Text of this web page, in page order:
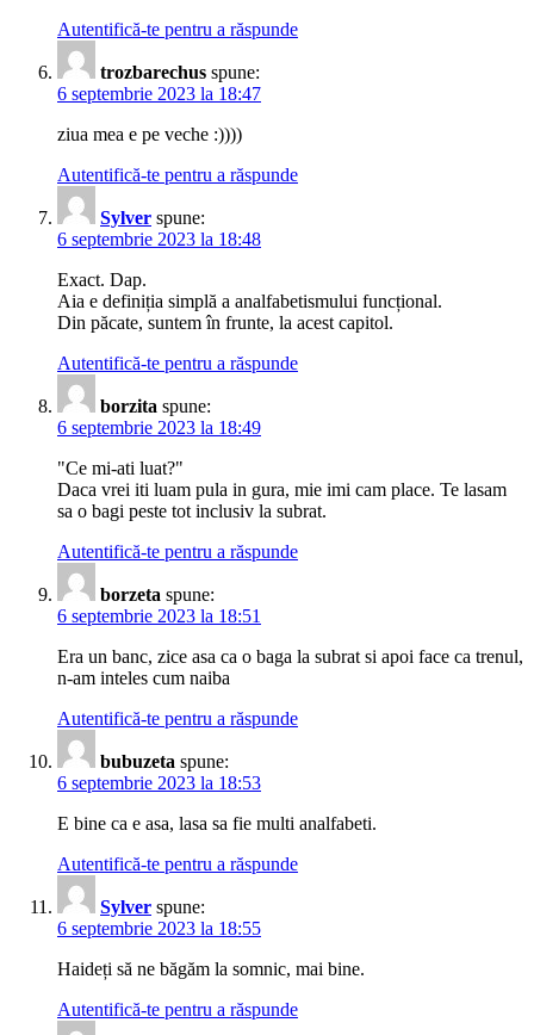
Autentifică-te pentru a răspunde
trozbarechus spune:
6 septembrie 2023 la 18:47
ziua mea e pe veche :))))
Autentifică-te pentru a răspunde
Sylver spune:
6 septembrie 2023 la 18:48
Exact. Dap.
Aia e definiția simplă a analfabetismului funcțional.
Din păcate, suntem în frunte, la acest capitol.
Autentifică-te pentru a răspunde
borzita spune:
6 septembrie 2023 la 18:49
"Ce mi-ati luat?"
Daca vrei iti luam pula in gura, mie imi cam place. Te lasam
sa o bagi peste tot inclusiv la subrat.
Autentifică-te pentru a răspunde
borzeta spune:
6 septembrie 2023 la 18:51
Era un banc, zice asa ca o baga la subrat si apoi face ca trenul,
n-am inteles cum naiba
Autentifică-te pentru a răspunde
bubuzeta spune:
6 septembrie 2023 la 18:53
E bine ca e asa, lasa sa fie multi analfabeti.
Autentifică-te pentru a răspunde
Sylver spune:
6 septembrie 2023 la 18:55
Haideți să ne băgăm la somnic, mai bine.
Autentifică-te pentru a răspunde